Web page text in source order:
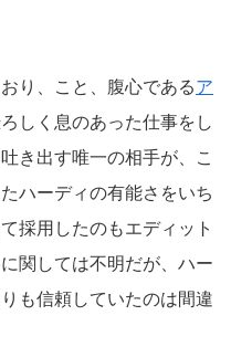
り、こと、腹心であるア
しく息のあった仕事をし
き出す唯一の相手が、こ
ハーディの有能さをいち
採用したのもエディット
関しては不明だが、ハー
も信頼していたのは間違